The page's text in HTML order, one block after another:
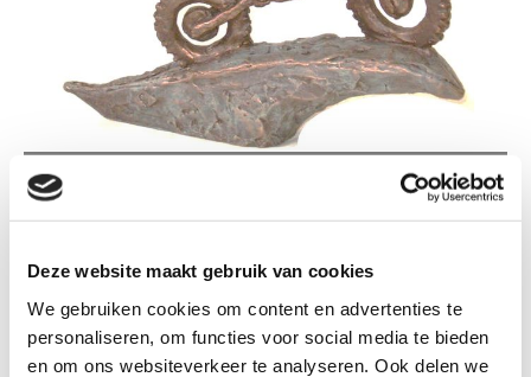
Deze website maakt gebruik van cookies
We gebruiken cookies om content en advertenties te
personaliseren, om functies voor social media te bieden
en om ons websiteverkeer te analyseren. Ook delen we
TM183 Motorcrosser